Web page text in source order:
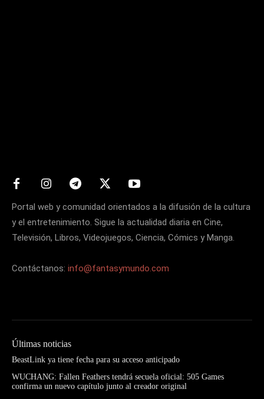
Portal web y comunidad orientados a la difusión de la cultura
y el entretenimiento. Sigue la actualidad diaria en Cine,
Televisión, Libros, Videojuegos, Ciencia, Cómics y Manga.
Contáctanos: info@fantasymundo.com
Últimas noticias
BeastLink ya tiene fecha para su acceso anticipado
WUCHANG: Fallen Feathers tendrá secuela oficial: 505 Games
confirma un nuevo capítulo junto al creador original